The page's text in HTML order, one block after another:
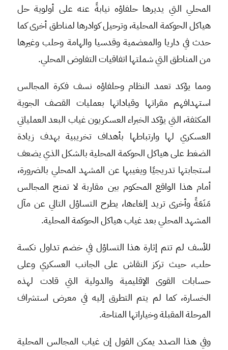
المحلي التي يديرها حلفاؤه نيابةً عنه على أولوية حل
هياكل الحوكمة المحلية، وترحيل كوادرها لمناطق أخرى كما
حدث في داريا والمعضمية وقدسيا والهامة وحلب وغيرها
من المناطق التي شملتها اتفاقيات التفاوض المحلي.
ومما يؤكد تعمد النظام وحلفاؤه نسف فكرة المجالس
استهدافهم مقراتها وقياداتها بعمليات القصف الجوية
المكثفة، التي يؤكد الخبراء العسكريون غياب البعد العملياتي
العسكري لها وارتباطها بأهداف تخريبية بهدف زيادة
الضغط على هياكل الحوكمة المحلية بالشكل الذي يضعف
استجابتها تدريجيًا ويغيبها عن المشهد المحلي بالضرورة،
أمام هذا الواقع المحكوم بين مقاربة لا تمنح المجالس
مَنَعَةً وأخرى تريد إلغاءها، يطرح التساؤل التالي عن مآل
المشهد المحلي بعد غياب هياكل الحوكمة المحلية.
للأسف لم تتم إثارة هذا التساؤل في خضم تداول نكسة
حلب، حيث تركز النقاش على الجانب العسكري وعلى
حسابات القوى الإقليمية والدولية التي قادت لهذه
الخسارة، كما لم يتم التطرق إليه في معرض استشراف
المرحلة المقبلة وخياراتها المتاحة.
وفي هذا الصدد يمكن القول إن غياب المجالس المحلية